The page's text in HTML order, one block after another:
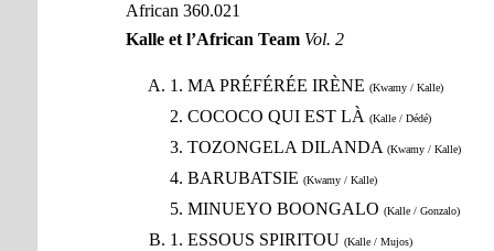
African 360.021
Kalle et l’African Team Vol. 2
1. MA PRÉFÉRÉE IRÈNE (Kwamy / Kalle)
2. COCOCO QUI EST LÀ (Kalle / Dédé)
3. TOZONGELA DILANDA (Kwamy / Kalle)
4. BARUBATSIE (Kwamy / Kalle)
5. MINUEYO BOONGALO (Kalle / Gonzalo)
1. ESSOUS SPIRITOU (Kalle / Mujos)